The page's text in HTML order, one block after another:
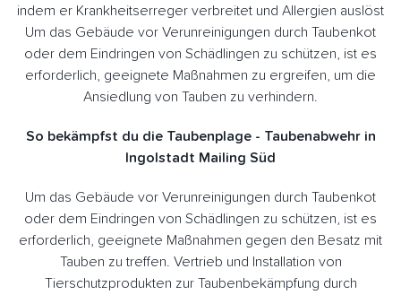
indem er Krankheitserreger verbreitet und Allergien auslöst
Um das Gebäude vor Verunreinigungen durch Taubenkot
oder dem Eindringen von Schädlingen zu schützen, ist es
erforderlich, geeignete Maßnahmen zu ergreifen, um die
Ansiedlung von Tauben zu verhindern.
So bekämpfst du die Taubenplage - Taubenabwehr in
Ingolstadt Mailing Süd
Um das Gebäude vor Verunreinigungen durch Taubenkot
oder dem Eindringen von Schädlingen zu schützen, ist es
erforderlich, geeignete Maßnahmen gegen den Besatz mit
Tauben zu treffen. Vertrieb und Installation von
Tierschutzprodukten zur Taubenbekämpfung durch